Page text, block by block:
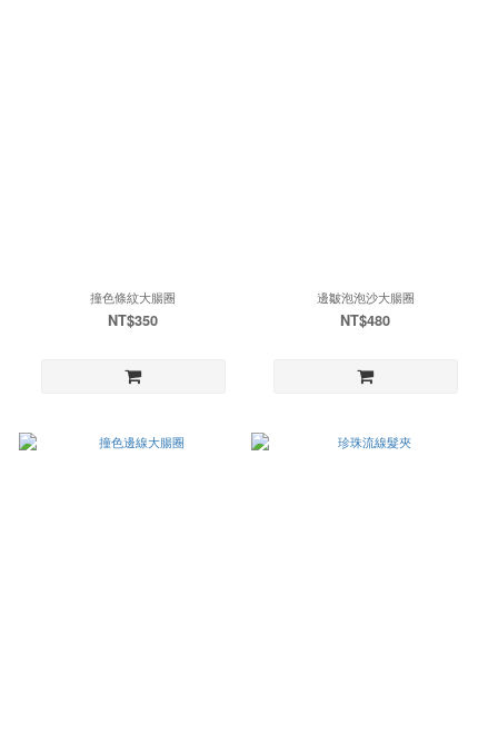
撞色條紋大腸圈
NT$350
邊皺泡泡沙大腸圈
NT$480